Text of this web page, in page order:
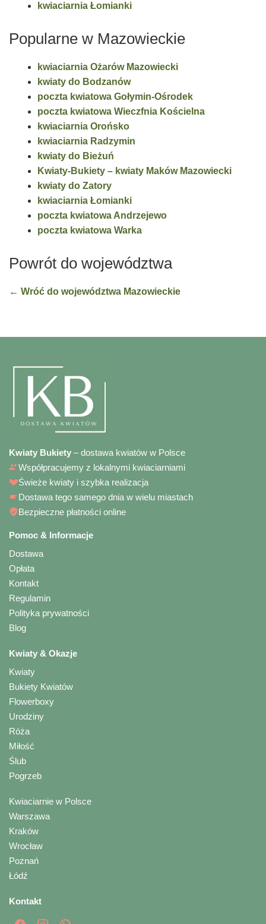
kwiaciarnia Łomianki
Popularne w Mazowieckie
kwiaciarnia Ożarów Mazowiecki
kwiaty do Bodzanów
poczta kwiatowa Gołymin-Ośrodek
poczta kwiatowa Wieczfnia Kościelna
kwiaciarnia Orońsko
kwiaciarnia Radzymin
kwiaty do Bieżuń
Kwiaty-Bukiety – kwiaty Maków Mazowiecki
kwiaty do Zatory
kwiaciarnia Łomianki
poczta kwiatowa Andrzejewo
poczta kwiatowa Warka
Powrót do województwa
← Wróć do województwa Mazowieckie
Kwiaty Bukiety – dostawa kwiatów w Polsce
Współpracujemy z lokalnymi kwiaciarniami
Świeże kwiaty i szybka realizacja
Dostawa tego samego dnia w wielu miastach
Bezpieczne płatności online
Pomoc & Informacje
Dostawa
Opłata
Kontakt
Regulamin
Polityka prywatności
Blog
Kwiaty & Okazje
Kwiaty
Bukiety Kwiatów
Flowerboxy
Urodziny
Róża
Miłość
Ślub
Pogrzeb
Kwiaciarnie w Polsce
Warszawa
Kraków
Wrocław
Poznań
Łódź
Kontakt